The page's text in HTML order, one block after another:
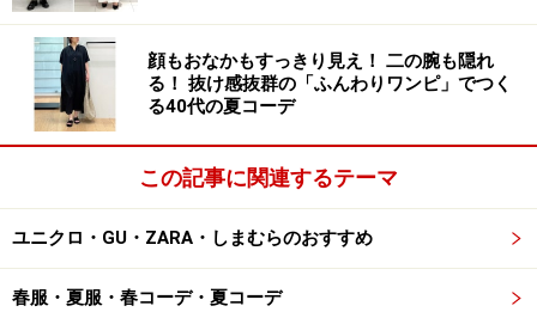
着られるプルオーバータイプのTブラウス。フロント部
分は詰まったクルーネックでクリーンなルックスに仕上
げながら、袖口を太めに取りつつ、少しギャザーの入っ
た袖のディテールなど、シンプルな中にもどこかおしゃ
れ感のあるデザインに仕上がっています。
素材は柔らかなコットン100％。きれいめ見えするデザ
インな上、肌触りや着心地もいいのは、大人の女性にも
嬉しいですよね。
顔もおなかもすっきり見え！ 二の腕も隠れ
る！ 抜け感抜群の「ふんわりワンピ」でつく
る40代の夏コーデ
この記事に関連するテーマ
ユニクロ・GU・ZARA・しまむらのおすすめ
春服・夏服・春コーデ・夏コーデ